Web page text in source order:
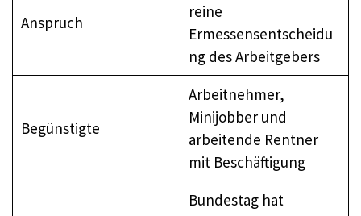
Anspruch
reine
Ermessensentscheidu
ng des Arbeitgebers
Begünstigte
Arbeitnehmer,
Minijobber und
arbeitende Rentner
mit Beschäftigung
Bundestag hat